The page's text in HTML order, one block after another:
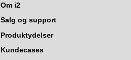
Om i2
Salg og support
Produktydelser
Kundecases